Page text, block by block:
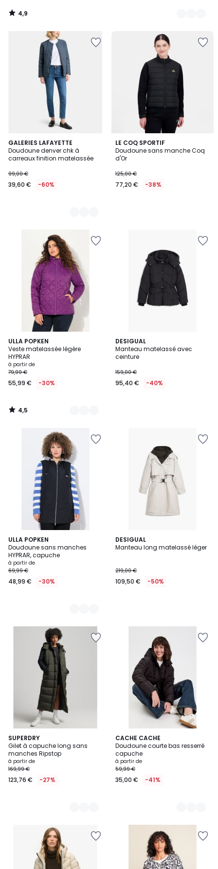
4,9
/
GALERIES LAFAYETTE
Doudoune denver chk à
carreaux finition matelassée
99,00 €
39,60 € -60%
2
Couleurs
LE COQ SPORTIF
Doudoune sans manche Coq
d'Or
125,00 €
77,20 € -38%
ULLA POPKEN
Veste matelassée légère
HYPRAR
à partir de
79,99 €
55,99 € -30%
4,5
/ 5
4
Couleurs
4,5
/
DESIGUAL
Manteau matelassé avec
ceinture
159,00 €
95,40 € -40%
ULLA POPKEN
Doudoune sans manches
HYPRAR, capuche
à partir de
69,99 €
48,99 € -30%
3
Couleurs
DESIGUAL
Manteau long matelassé léger
219,00 €
109,50 € -50%
SUPERDRY
Gilet à capuche long sans
manches Ripstop
à partir de
169,99 €
123,76 € -27%
2
Couleurs
CACHE CACHE
Doudoune courte bas resserré
capuche
à partir de
59,99 €
35,00 € -41%
2
Couleurs